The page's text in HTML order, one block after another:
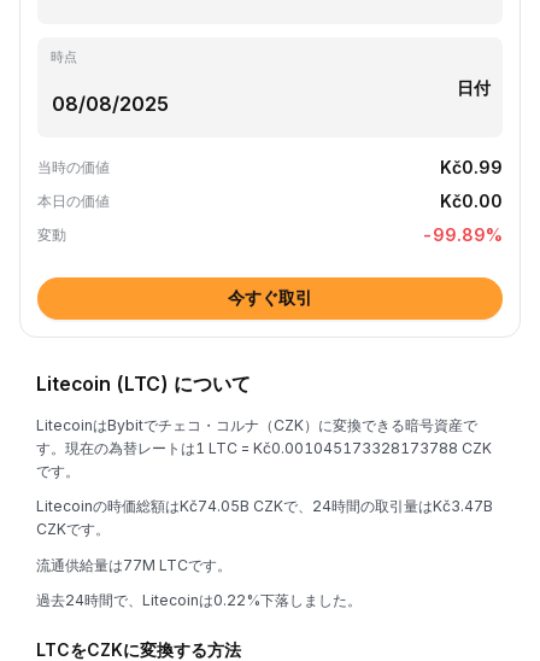
時点
日付
当時の価値 Kč0.99
本日の価値 Kč0.00
変動 -99.89%
今すぐ取引
Litecoin (LTC) について
LitecoinはBybitでチェコ・コルナ（CZK）に変換できる暗号資産で
す。現在の為替レートは1 LTC = Kč0.001045173328173788 CZK
です。
Litecoinの時価総額はKč74.05B CZKで、24時間の取引量はKč3.47B
CZKです。
流通供給量は77M LTCです。
過去24時間で、Litecoinは0.22%下落しました。
LTCをCZKに変換する方法